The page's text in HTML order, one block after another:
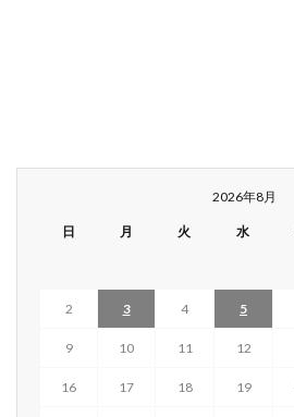
2026年8月
日 月 火 水
2 3 4 5
9 10 11 12
16 17 18 19